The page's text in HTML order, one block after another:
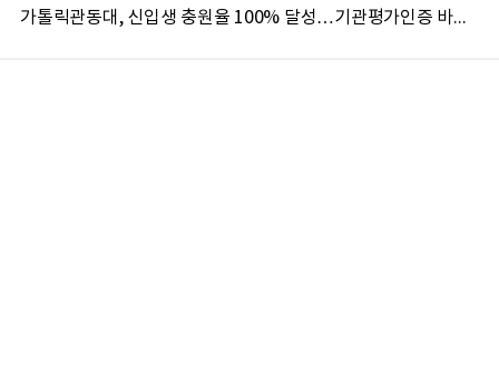
가톨릭관동대, 신입생 충원율 100% 달성…기관평가인증 바탕 학생 지원 '가속'